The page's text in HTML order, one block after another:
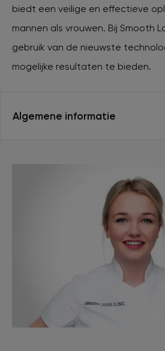
biedt een veilige en effectieve
mannen als vrouwen. Bij Smooth
gebruik van de nieuwste
mogelijke resultaten te bieden.
Algemene informatie
XL Hair
Tattoo verwijderen
Cosmetisch arts
Contact